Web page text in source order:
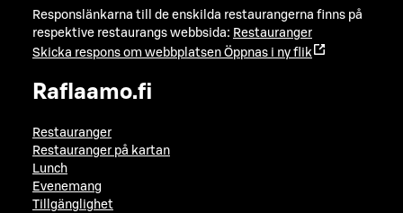
Responslänkarna till de enskilda restaurangerna finns på
respektive restaurangs webbsida: Restauranger
Skicka respons om webbplatsen Öppnas i ny flik
Raflaamo.fi
Restauranger
Restauranger på kartan
Lunch
Evenemang
Tillgänglighet